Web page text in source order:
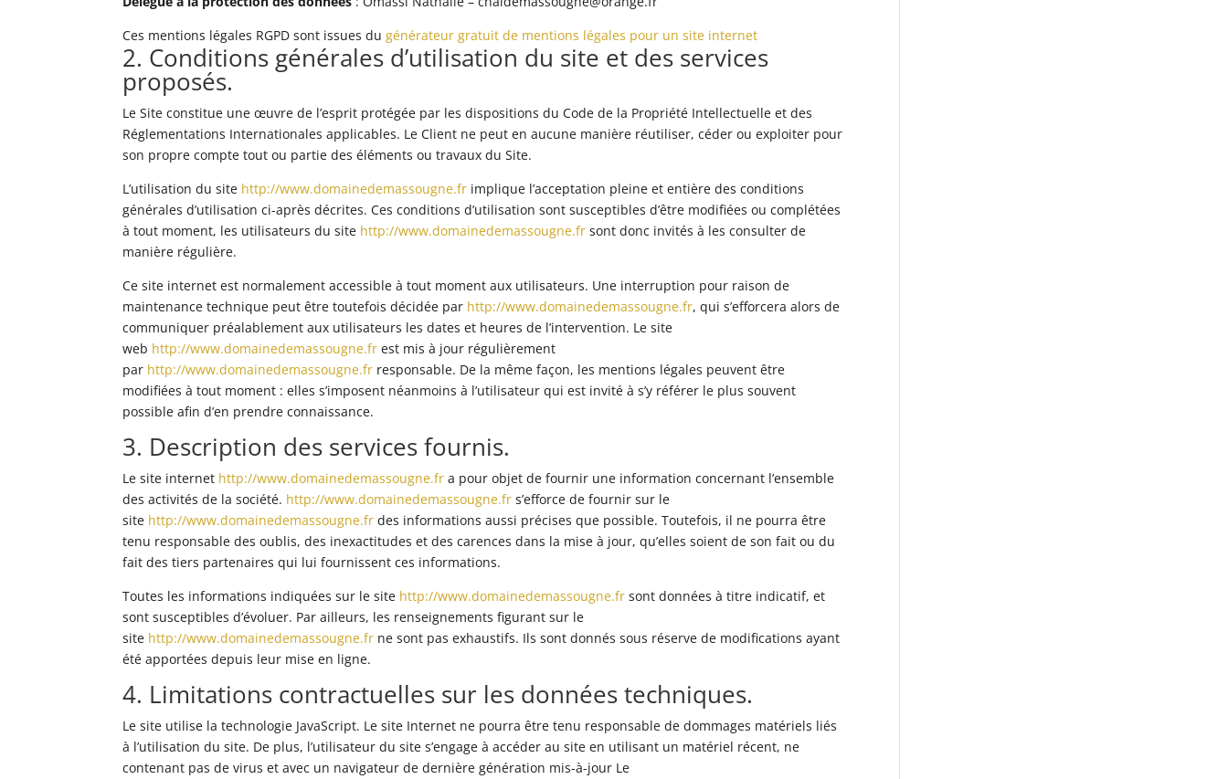
Ces mentions légales RGPD sont issues dugénérateur gratuit de mentions légales pour un site internet
2. Conditions générales d’utilisation du site et des services
proposés.
Le Site constitue une œuvre de l’esprit protégée par les dispositions du Code de la Propriété Intellectuelle et des
Réglementations Internationales applicables. Le Client ne peut en aucune manière réutiliser, céder ou exploiter pour
son propre compte tout ou partie des éléments ou travaux du Site.
L’utilisation du site http://www.domainedemassougne.fr implique l’acceptation pleine et entière des conditions
générales d’utilisation ci-après décrites. Ces conditions d’utilisation sont susceptibles d’être modifiées ou complétées
à tout moment, les utilisateurs du site http://www.domainedemassougne.fr sont donc invités à les consulter de
manière régulière.
Ce site internet est normalement accessible à tout moment aux utilisateurs. Une interruption pour raison de
maintenance technique peut être toutefois décidée par http://www.domainedemassougne.fr, qui s’efforcera alors de
communiquer préalablement aux utilisateurs les dates et heures de l’intervention. Le site
web http://www.domainedemassougne.fr est mis à jour régulièrement
par http://www.domainedemassougne.fr responsable. De la même façon, les mentions légales peuvent être
modifiées à tout moment : elles s’imposent néanmoins à l’utilisateur qui est invité à s’y référer le plus souvent
possible afin d’en prendre connaissance.
3. Description des services fournis.
Le site internet http://www.domainedemassougne.fr a pour objet de fournir une information concernant l’ensemble
des activités de la société. http://www.domainedemassougne.fr s’efforce de fournir sur le
site http://www.domainedemassougne.fr des informations aussi précises que possible. Toutefois, il ne pourra être
tenu responsable des oublis, des inexactitudes et des carences dans la mise à jour, qu’elles soient de son fait ou du
fait des tiers partenaires qui lui fournissent ces informations.
Toutes les informations indiquées sur le site http://www.domainedemassougne.fr sont données à titre indicatif, et
sont susceptibles d’évoluer. Par ailleurs, les renseignements figurant sur le
site http://www.domainedemassougne.fr ne sont pas exhaustifs. Ils sont donnés sous réserve de modifications ayant
été apportées depuis leur mise en ligne.
4. Limitations contractuelles sur les données techniques.
Le site utilise la technologie JavaScript. Le site Internet ne pourra être tenu responsable de dommages matériels liés
à l’utilisation du site. De plus, l’utilisateur du site s’engage à accéder au site en utilisant un matériel récent, ne
contenant pas de virus et avec un navigateur de dernière génération mis-à-jour Le